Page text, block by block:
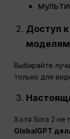
Доступ
моделям
Выбирайте
только для
Хотя Sora 2 не
GlobalGPT